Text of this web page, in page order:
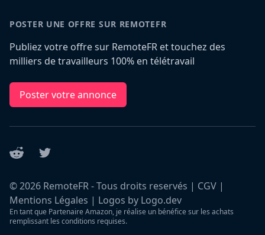
POSTER UNE OFFRE SUR REMOTEFR
Publiez votre offre sur RemoteFR et touchez des
milliers de travailleurs 100% en télétravail
Poster votre annonce
Reddit Twitter
©2026 RemoteFR - Tous droits reservés | CGV |
Mentions Légales | Logos by Logo.dev
En tant que Partenaire Amazon, je réalise un bénéfice sur les achats
remplissant les conditions requises.